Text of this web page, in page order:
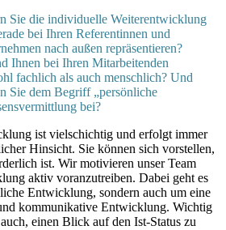
Sie die individuelle Weiterentwicklung
bei Ihren Referentinnen und
nach außen repräsentieren?
Ihnen bei Ihren Mitarbeitenden
fachlich als auch menschlich? Und
Sie dem Begriff „persönliche
bei?
ist vielschichtig und erfolgt immer
Hinsicht. Sie können sich vorstellen,
ist. Wir motivieren unser Team
aktiv voranzutreiben. Dabei geht es
Entwicklung, sondern auch um eine
kommunikative Entwicklung. Wichtig
einen Blick auf den Ist-Status zu